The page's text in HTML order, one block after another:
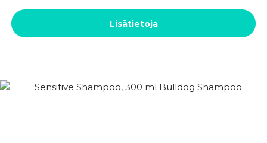
Lisätietoja